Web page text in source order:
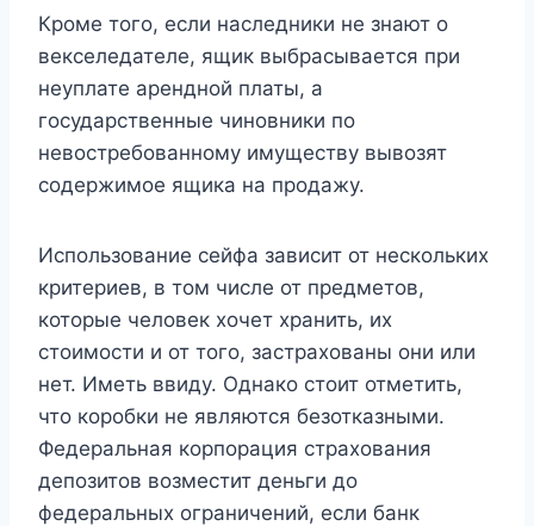
Кроме того, если наследники не знают о
векселедателе, ящик выбрасывается при
неуплате арендной платы, а
государственные чиновники по
невостребованному имуществу вывозят
содержимое ящика на продажу.
Использование сейфа зависит от нескольких
критериев, в том числе от предметов,
которые человек хочет хранить, их
стоимости и от того, застрахованы они или
нет. Иметь ввиду. Однако стоит отметить,
что коробки не являются безотказными.
Федеральная корпорация страхования
депозитов возместит деньги до
федеральных ограничений, если банк